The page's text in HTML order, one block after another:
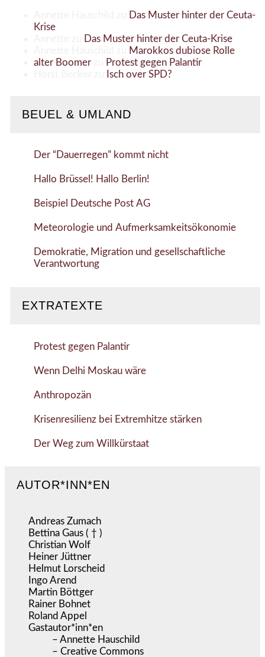
Das Muster hinter der Ceuta-
Krise
Das Muster hinter der Ceuta-Krise
Marokkos dubiose Rolle
alter Boomerzu
Protest gegen Palantir
Isch over SPD?
BEUEL & UMLAND
Der “Dauerregen” kommt nicht
Hallo Brüssel! Hallo Berlin!
Beispiel Deutsche Post AG
Meteorologie und Aufmerksamkeitsökonomie
Demokratie, Migration und gesellschaftliche
Verantwortung
EXTRATEXTE
Protest gegen Palantir
Wenn Delhi Moskau wäre
Anthropozän
Krisenresilienz bei Extremhitze stärken
Der Weg zum Willkürstaat
AUTOR*INN*EN
Andreas Zumach
Bettina Gaus ( † )
Christian Wolf
Heiner Jüttner
Helmut Lorscheid
Ingo Arend
Martin Böttger
Rainer Bohnet
Roland Appel
Gastautor*inn*en
– Annette Hauschild
– Creative Commons